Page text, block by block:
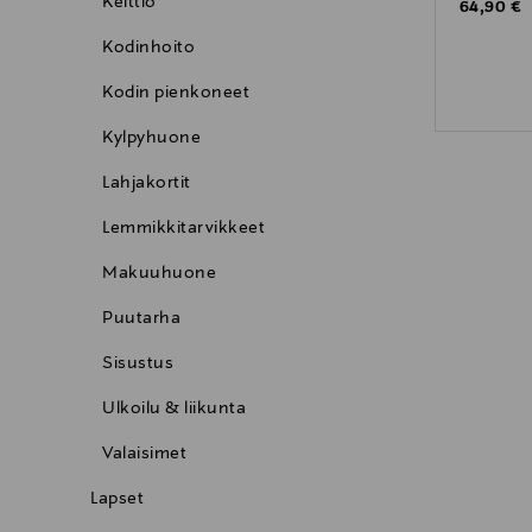
Kodinhoito
Kodin pienkoneet
Kylpyhuone
Lahjakortit
Lemmikkitarvikkeet
Makuuhuone
Puutarha
Sisustus
Ulkoilu & liikunta
Valaisimet
Lapset
Original
64,90 €